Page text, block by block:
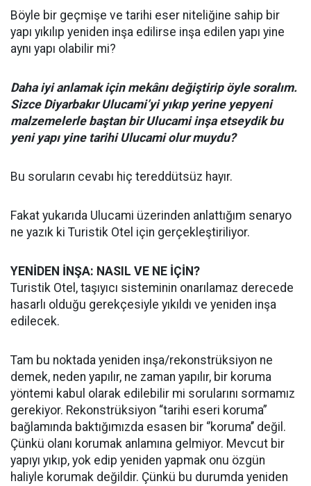
Böyle bir geçmişe ve tarihi eser niteliğine sahip bir
yapı yıkılıp yeniden inşa edilirse inşa edilen yapı yine
aynı yapı olabilir mi?
Daha iyi anlamak için mekânı değiştirip öyle soralım.
Sizce Diyarbakır Ulucami’yi yıkıp yerine yepyeni
malzemelerle baştan bir Ulucami inşa etseydik bu
yeni yapı yine tarihi Ulucami olur muydu?
Bu soruların cevabı hiç tereddütsüz hayır.
Fakat yukarıda Ulucami üzerinden anlattığım senaryo
ne yazık ki Turistik Otel için gerçekleştiriliyor.
YENİDEN İNŞA: NASIL VE NE İÇİN?
Turistik Otel, taşıyıcı sisteminin onarılamaz derecede
hasarlı olduğu gerekçesiyle yıkıldı ve yeniden inşa
edilecek.
Tam bu noktada yeniden inşa/rekonstrüksiyon ne
demek, neden yapılır, ne zaman yapılır, bir koruma
yöntemi kabul olarak edilebilir mi sorularını sormamız
gerekiyor. Rekonstrüksiyon “tarihi eseri koruma”
bağlamında baktığımızda esasen bir ‘’koruma’’ değil.
Çünkü olanı korumak anlamına gelmiyor. Mevcut bir
yapıyı yıkıp, yok edip yeniden yapmak onu özgün
haliyle korumak değildir. Çünkü bu durumda yeniden